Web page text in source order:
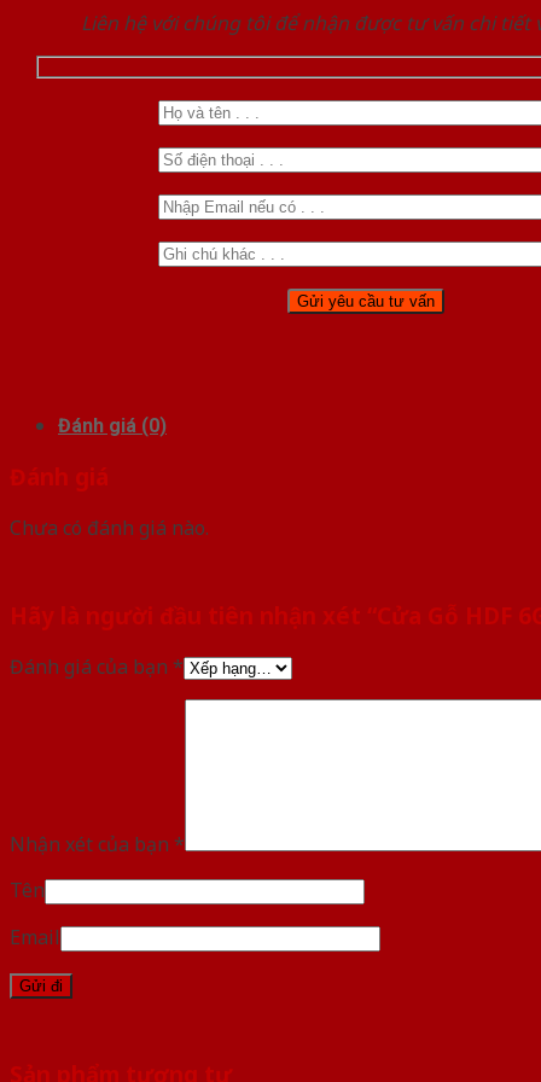
Liên hệ với chúng tôi để nhận được tư vấn chi tiết
Đánh giá (0)
Đánh giá
Chưa có đánh giá nào.
Hãy là người đầu tiên nhận xét “Cửa Gỗ HDF
Đánh giá của bạn *
Nhận xét của bạn *
Tên
Email
Sản phẩm tương tự